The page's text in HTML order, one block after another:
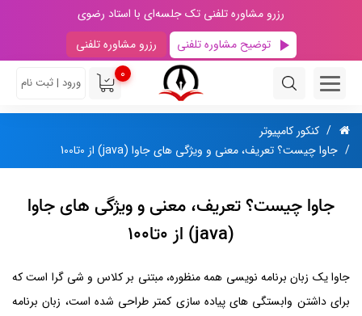
رزرو مشاوره تلفنی تک جلسه‌ای با استاد رضوی
توضیح مشاوره تلفنی
رزرو مشاوره تلفنی
0
ورود | ثبت نام
کنکور کامپیوتر
جاوا چیست؟ تعریف، معنی و ویژگی های جاوا (java) از 0تا100
جاوا چیست؟ تعریف، معنی و ویژگی های جاوا
(java) از 0تا100
جاوا یک زبان برنامه نویسی همه منظوره، مبتنی بر کلاس و شی گرا است که
برای داشتن وابستگی های پیاده سازی کمتر طراحی شده است، زبان برنامه